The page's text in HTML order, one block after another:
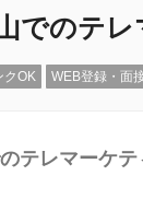
でのテ
クOK WEB登録・面
テレマーケ